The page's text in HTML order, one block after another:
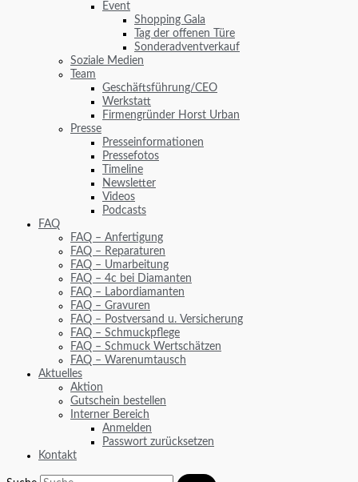
Event
Shopping Gala
Tag der offenen Türe
Sonderadventverkauf
Soziale Medien
Team
Geschäftsführung/CEO
Werkstatt
Firmengründer Horst Urban
Presse
Presseinformationen
Pressefotos
Timeline
Newsletter
Videos
Podcasts
FAQ
FAQ – Anfertigung
FAQ – Reparaturen
FAQ – Umarbeitung
FAQ – 4c bei Diamanten
FAQ – Labordiamanten
FAQ – Gravuren
FAQ – Postversand u. Versicherung
FAQ – Schmuckpflege
FAQ – Schmuck Wertschätzen
FAQ – Warenumtausch
Aktuelles
Aktion
Gutschein bestellen
Interner Bereich
Anmelden
Passwort zurücksetzen
Kontakt